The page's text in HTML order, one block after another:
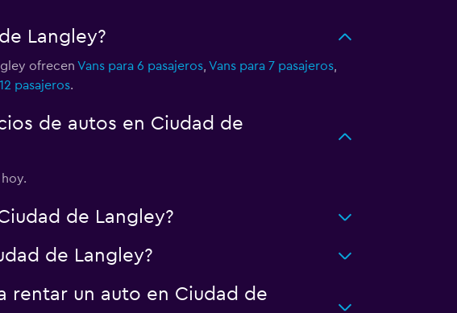
Langley?
ofrecen Vans para 6 pasajeros, Vans para 7 pasajeros,
pasajeros.
de autos en Ciudad de
de Langley?
de Langley?
rentar un auto en Ciudad de